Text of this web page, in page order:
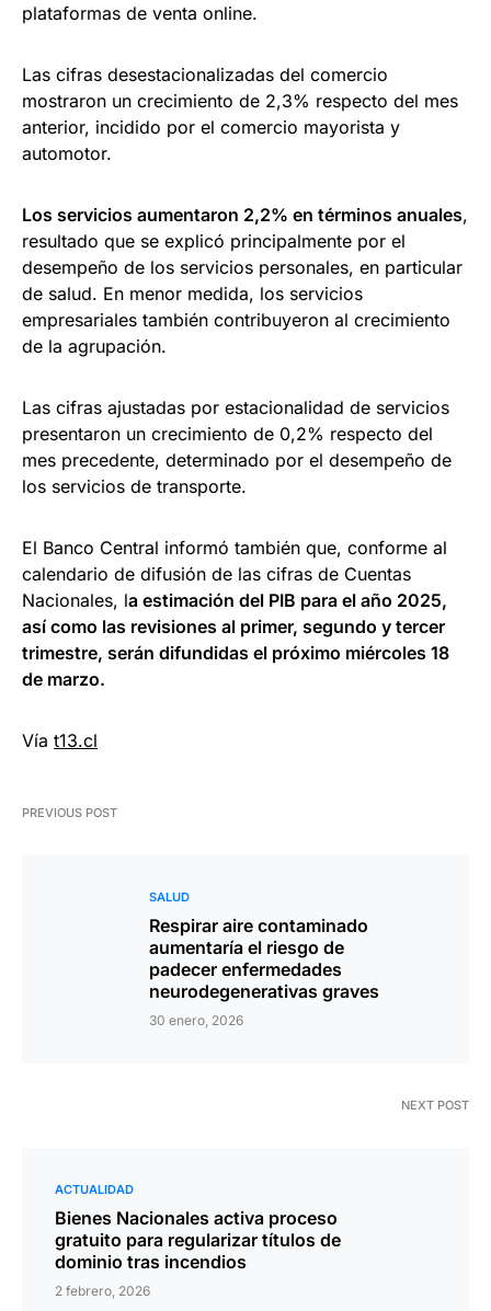
plataformas de venta online.
Las cifras desestacionalizadas del comercio
mostraron un crecimiento de 2,3% respecto del mes
anterior, incidido por el comercio mayorista y
automotor.
Los servicios aumentaron 2,2% en términos anuales,
resultado que se explicó principalmente por el
desempeño de los servicios personales, en particular
de salud. En menor medida, los servicios
empresariales también contribuyeron al crecimiento
de la agrupación.
Las cifras ajustadas por estacionalidad de servicios
presentaron un crecimiento de 0,2% respecto del
mes precedente, determinado por el desempeño de
los servicios de transporte.
El Banco Central informó también que, conforme al
calendario de difusión de las cifras de Cuentas
Nacionales, la estimación del PIB para el año 2025,
así como las revisiones al primer, segundo y tercer
trimestre, serán difundidas el próximo miércoles 18
de marzo.
Vía t13.cl
PREVIOUS POST
SALUD
Respirar aire contaminado
aumentaría el riesgo de
padecer enfermedades
neurodegenerativas graves
30 enero, 2026
NEXT POST
ACTUALIDAD
Bienes Nacionales activa proceso
gratuito para regularizar títulos de
dominio tras incendios
2 febrero, 2026